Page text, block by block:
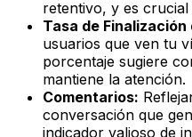
retentivo, y es
Tasa de Finalización
usuarios que ven tu
porcentaje sugiere
mantiene la atención.
Comentarios:
conversación que
indicador valioso de